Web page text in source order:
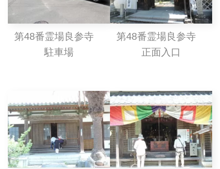
第48番霊場良参寺
駐車場
第48番霊場良参寺
正面入口